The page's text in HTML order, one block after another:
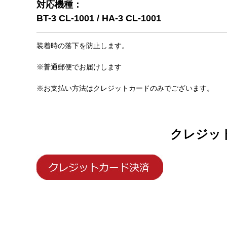
対応機種：
BT-3 CL-1001 / HA-3 CL-1001
装着時の落下を防止します。
※普通郵便でお届けします
※お支払い方法はクレジットカードのみでございます。
クレジッ